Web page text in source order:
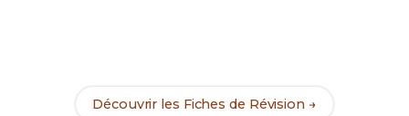
Découvrir les Fiches de Révision →